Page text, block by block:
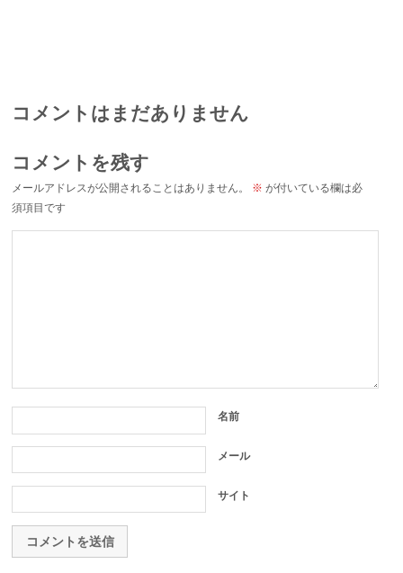
コメントはまだありません
コメントを残す
メールアドレスが公開されることはありません。 ※ が付いている欄は必
須項目です
名前
メール
サイト